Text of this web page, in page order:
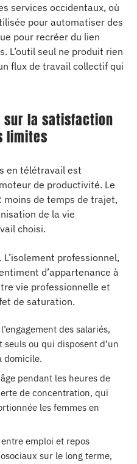
services occidentaux, où
pour automatiser des
pour recréer du lien
L’outil seul ne produit rien
flux de travail collectif qui
la satisfaction
limites
en télétravail est
de productivité. Le
moins de temps de trajet,
de la vie
choisi.
professionnel,
d’appartenance à
vie professionnelle et
de saturation.
des salariés,
ou qui disposent d’un
domicile.
pendant les heures de
de concentration, qui
les femmes en
emploi et repos
sur le long terme,